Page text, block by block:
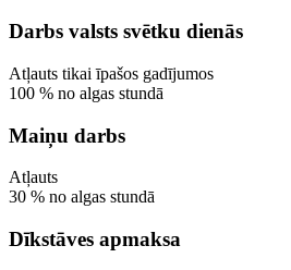
Darbs valsts svētku dienās
Atļauts tikai īpašos gadījumos
100 % no algas stundā
Maiņu darbs
Atļauts
30 % no algas stundā
Dīkstāves apmaksa